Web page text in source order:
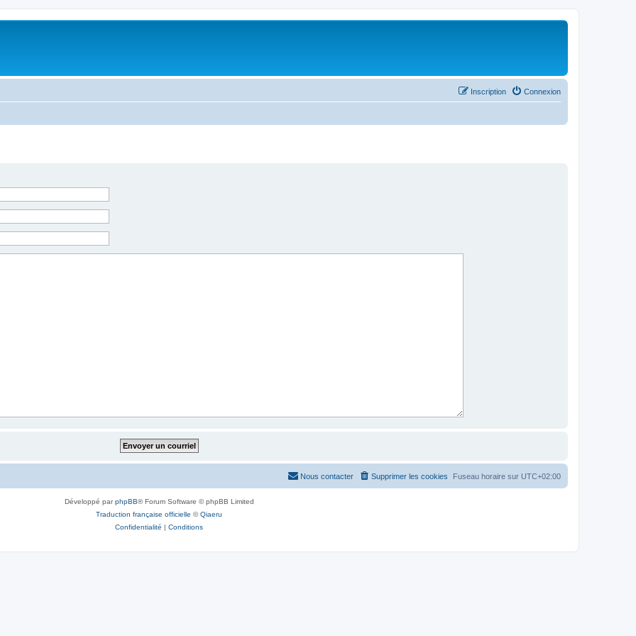
Connexion
Inscription
Fuseau horaire sur UTC+02:00
Supprimer les cookies
Nous contacter
Développé parphpBB® Forum Software © phpBB Limited
Traduction française officielle ©Qiaeru
Confidentialité | Conditions